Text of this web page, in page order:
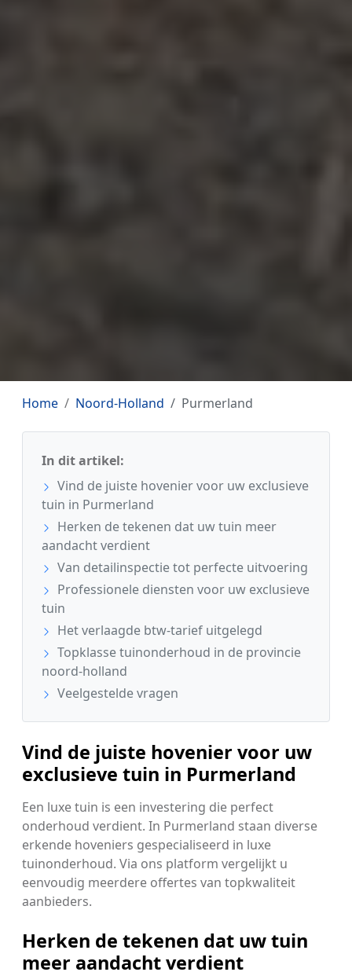
Home Noord-Holland Purmerland
In dit artikel:
Vind de juiste hovenier voor uw exclusieve
tuin in Purmerland
Herken de tekenen dat uw tuin meer
aandacht verdient
Van detailinspectie tot perfecte uitvoering
Professionele diensten voor uw exclusieve
tuin
Het verlaagde btw-tarief uitgelegd
Topklasse tuinonderhoud in de provincie
noord-holland
Veelgestelde vragen
Vind de juiste hovenier voor uw
exclusieve tuin in Purmerland
Een luxe tuin is een investering die perfect
onderhoud verdient. In Purmerland staan diverse
erkende hoveniers gespecialiseerd in luxe
tuinonderhoud. Via ons platform vergelijkt u
eenvoudig meerdere offertes van topkwaliteit
aanbieders.
Herken de tekenen dat uw tuin
meer aandacht verdient